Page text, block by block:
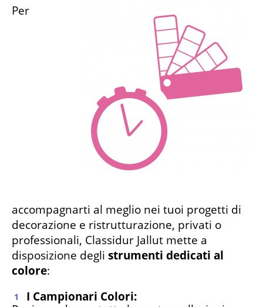
Per
accompagnarti al meglio nei tuoi progetti di
decorazione e ristrutturazione, privati o
professionali, Classidur Jallut mette a
disposizione degli strumenti dedicati al
colore:
I Campionari Colori: